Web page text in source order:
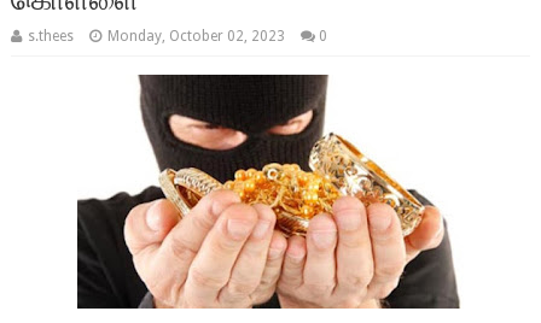
s.thees Monday, October 02, 2023 0